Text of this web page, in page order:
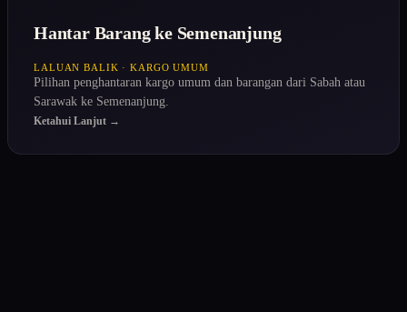
Hantar Barang ke Semenanjung
LALUAN BALIK · KARGO UMUM
Pilihan penghantaran kargo umum dan barangan dari Sabah atau
Sarawak ke Semenanjung.
Ketahui Lanjut →